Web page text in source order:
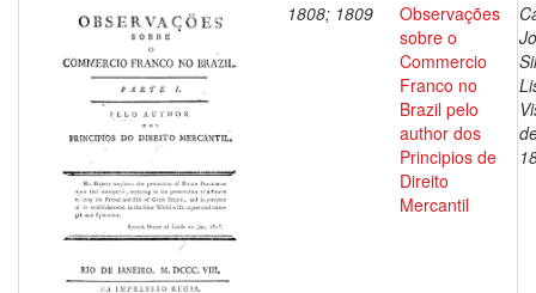
1808; 1809
Observações
sobre o
Commercio
Franco no
Brazil pelo
author dos
Principios de
Direito
Mercantil